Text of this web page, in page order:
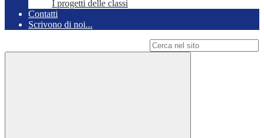
I progetti delle classi
Contatti
Scrivono di noi...